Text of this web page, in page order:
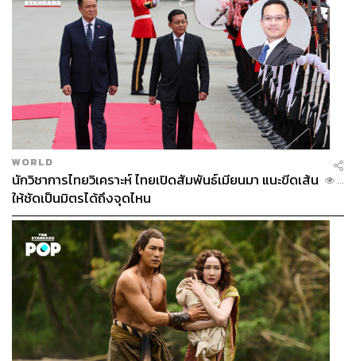
จานนี้เราเห็นสั่งเกือบทุกโต๊ะBaytong Chicken (1,650
บาท)ไก่เบตง ที่มาจากเบตงจริงๆ ไม่ใช่แค่ชื่อ ส่วนเรื่อง
รสชาติก็เข้มข้นถึงรสที่ปรุงมาอย่างพิถีพิถันจนเข้าเนื้อ เสิร์ฟ
พร้อมน้ำจิ้มซีอิ๊วรสเด็ด
WORLD
นักวิชาการไทยวิเคราะห์ ไทยเปิดสัมพันธ์เมียนมา แนะขีดเส้น
ให้ชัดเป็นมิตรได้ถึงจุดไหน
...